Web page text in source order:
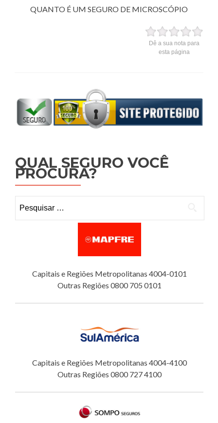
QUANTO É UM SEGURO DE MICROSCÓPIO
Dê a sua nota para
esta página
QUAL SEGURO VOCÊ
PROCURA?
Capitais e Regiões Metropolitanas 4004-0101
Outras Regiões 0800 705 0101
Capitais e Regiões Metropolitanas 4004-4100
Outras Regiões 0800 727 4100